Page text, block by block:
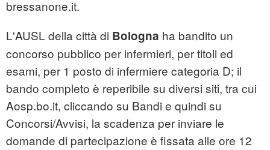
bressanone.it.
L'AUSL della città di Bologna ha bandito un
concorso pubblico per infermieri, per titoli ed
esami, per 1 posto di infermiere categoria D; il
bando completo è reperibile su diversi siti, tra cui
Aosp.bo.it, cliccando su Bandi e quindi su
Concorsi/Avvisi, la scadenza per inviare le
domande di partecipazione è fissata alle ore 12